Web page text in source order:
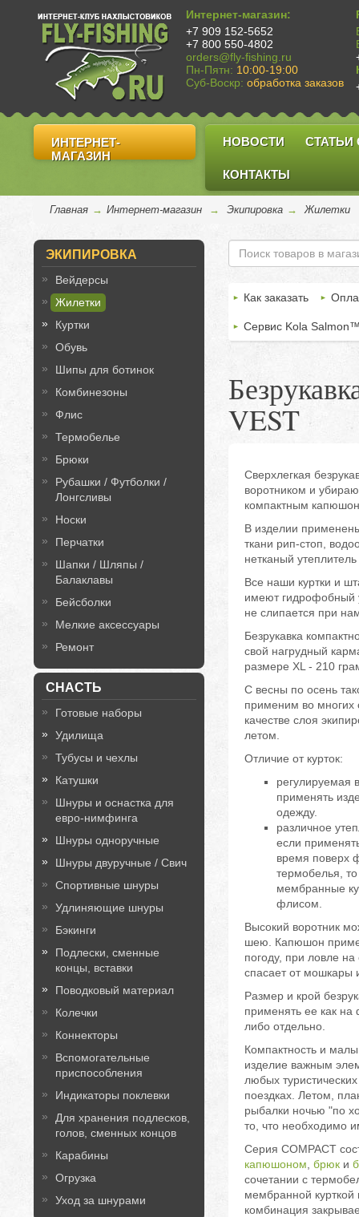
Интернет-магазин:
+7 909 152-5652
+7 800 550-4802
orders@fly-fishing.ru
Пн-Пятн: 10:00-19:00
Суб-Воскр: обработка заказов
ИНТЕРНЕТ-
МАГАЗИН
НОВОСТИ СТАТЬИ
КОНТАКТЫ
Главная → Интернет-магазин → Экипировка → Жилетки
ЭКИПИРОВКА
Вейдерсы
Жилетки
Куртки
Обувь
Шипы для ботинок
Комбинезоны
Флис
Термобелье
Брюки
Рубашки / Футболки /
Лонгсливы
Носки
Перчатки
Шапки / Шляпы /
Балаклавы
Бейсболки
Мелкие аксессуары
Ремонт
СНАСТЬ
Готовые наборы
Удилища
Тубусы и чехлы
Катушки
Шнуры и оснастка для
евро-нимфинга
Шнуры одноручные
Шнуры двуручные / Свич
Спортивные шнуры
Удлиняющие шнуры
Бэкинги
Подлески, сменные
концы, вставки
Поводковый материал
Колечки
Коннекторы
Вспомогательные
приспособления
Индикаторы поклевки
Для хранения подлесков,
голов, сменных концов
Карабины
Огрузка
Уход за шнурами
Как заказать
Сервис Kola
VEST
Сверхлегкая
воротником и
компактным
В изделии
ткани рип-стоп,
нетканый
Все наши куртки и
имеют гидрофобный
не слипается при
Безрукавка
свой нагрудный
размере XL - 210
С весны по осень
применим во многих
качестве слоя
летом.
Отличие от курток:
регулируемая
применять
одежду.
различное
если
время поверх
термобелья,
мембранные
флисом.
Высокий воротник
шею. Капюшон
погоду, при ловле на
спасает от мошкары
Размер и крой
применять ее как на
либо отдельно.
Компактность и
изделие важным
любых
поездках. Летом,
рыбалки ночью "по
то, что необходимо
Серия COMPACT
капюшоном брюки
сочетании с
мембранной курткой
комбинация